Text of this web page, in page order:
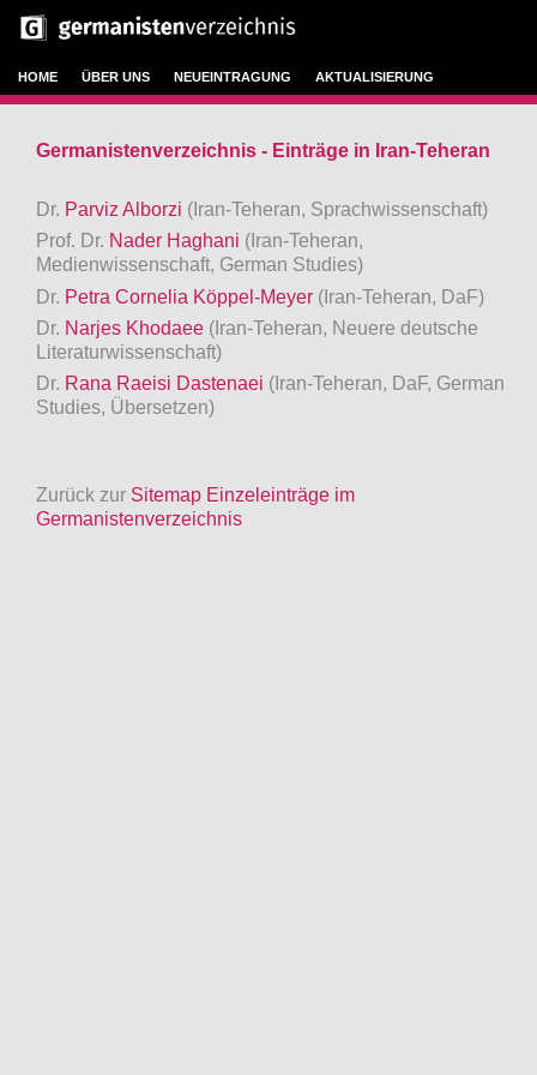
HOME ÜBER UNS NEUEINTRAGUNG AKTUALISIERUNG
Germanistenverzeichnis - Einträge in Iran-Teheran
Dr. Parviz Alborzi (Iran-Teheran, Sprachwissenschaft)
Prof. Dr. Nader Haghani (Iran-Teheran,
Medienwissenschaft, German Studies)
Dr. Petra Cornelia Köppel-Meyer (Iran-Teheran, DaF)
Dr. Narjes Khodaee (Iran-Teheran, Neuere deutsche
Literaturwissenschaft)
Dr. Rana Raeisi Dastenaei (Iran-Teheran, DaF, German
Studies, Übersetzen)
Zurück zur Sitemap Einzeleinträge im
Germanistenverzeichnis